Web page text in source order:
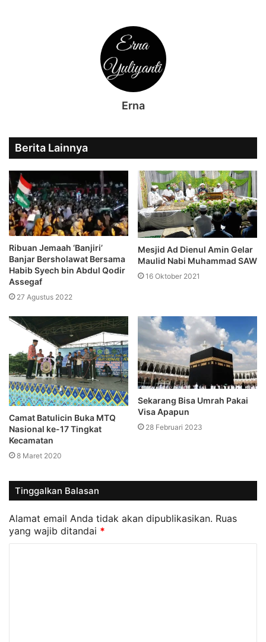
Erna
Berita Lainnya
Ribuan Jemaah ‘Banjiri’
Banjar Bersholawat Bersama
Habib Syech bin Abdul Qodir
Assegaf
27 Agustus 2022
Mesjid Ad Dienul Amin Gelar
Maulid Nabi Muhammad SAW
16 Oktober 2021
Camat Batulicin Buka MTQ
Nasional ke-17 Tingkat
Kecamatan
8 Maret 2020
Sekarang Bisa Umrah Pakai
Visa Apapun
28 Februari 2023
Tinggalkan Balasan
Alamat email Anda tidak akan dipublikasikan. Ruas
yang wajib ditandai *